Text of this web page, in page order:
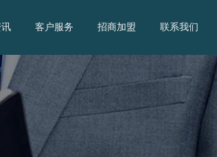
客户服务 招商加盟 联系我们